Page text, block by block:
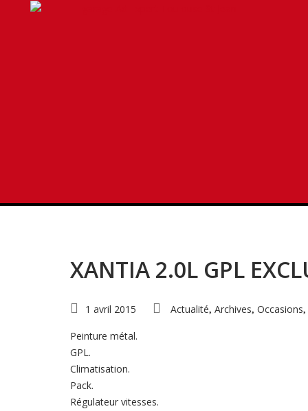
XANTIA 2.0L GPL
1 avril 2015 Actualité, Archives, Occasions,
Peinture métal.
GPL.
Climatisation.
Pack.
Régulateur vitesses.